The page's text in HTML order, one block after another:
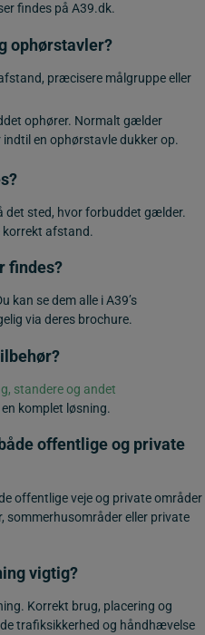
findes på A39.dk.
ophørstavler?
præcisere målgruppe eller
ophører. Normalt gælder
en ophørstavle dukker op.
det sted, hvor forbuddet gælder.
korrekt afstand.
findes?
kan se dem alle i A39’s
via deres brochure.
standere og andet
komplet løsning.
offentlige og private
offentlige veje og private områder
sommerhusområder eller private
vigtig?
Korrekt brug, placering og
trafiksikkerhed og håndhævelse